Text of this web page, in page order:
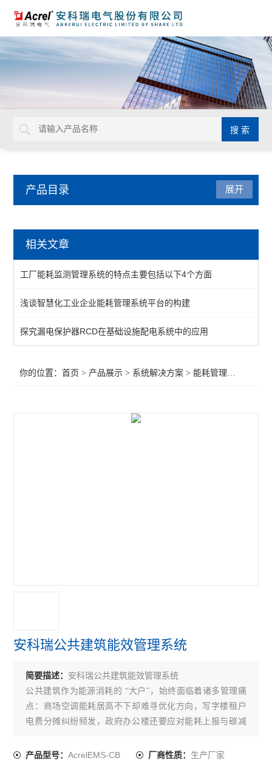
产品目录
虚拟电厂解决方案
光储系统
光储充一体化
零碳园区
智慧用电监控
Acrelcloud-9000
配电室环境监控系统
油烟监测系统
展开
相关文章
工厂能耗监测管理系统的特点主要包括以下4个方面
浅谈智慧化工业企业能耗管理系统平台的构建
探究漏电保护器RCD在基础设施配电系统中的应用
你的位置：首页 > 产品展示 > 系统解决方案 > 能耗管理系统平台
安科瑞公共建筑能效管理系统
简要描述： 安科瑞公共建筑能效管理系统
公共建筑作为能源消耗的 “大户"，始终面临着诸多管理痛
点：商场空调能耗居高不下却难寻优化方向，写字楼租户
电费分摊纠纷频发，政府办公楼还要应对能耗上报与碳减
产品型号：AcrelEMS-CB 厂商性质： 生产厂家